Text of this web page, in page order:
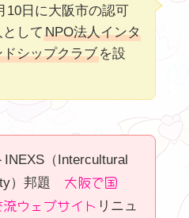
日に大阪市の認可
して NPO法人インタ
シップクラブを設
（Intercultural
）邦題 大阪で国
ウェブサイト リニュ